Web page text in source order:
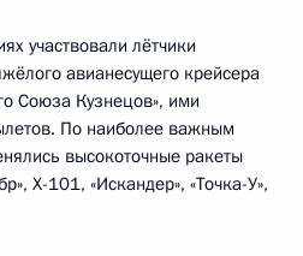
участвовали лётчики
авианесущего крейсера
Союза Кузнецов», ими
По наиболее важным
высокоточные ракеты
Х-101, «Искандер», «Точка-У»,